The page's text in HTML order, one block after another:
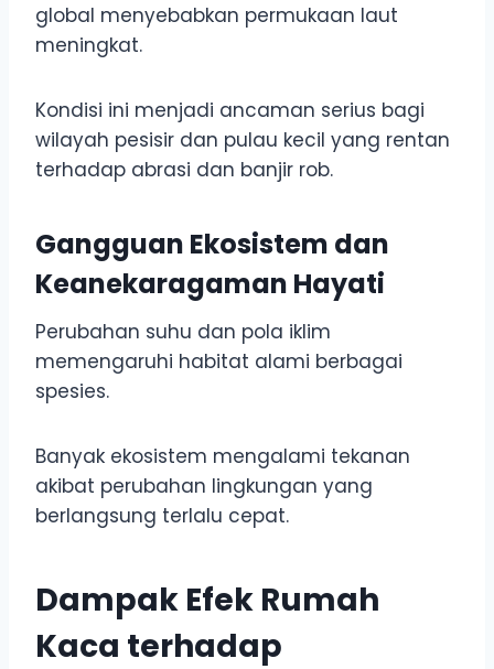
global menyebabkan permukaan laut
meningkat.
Kondisi ini menjadi ancaman serius bagi
wilayah pesisir dan pulau kecil yang rentan
terhadap abrasi dan banjir rob.
Gangguan Ekosistem dan
Keanekaragaman Hayati
Perubahan suhu dan pola iklim
memengaruhi habitat alami berbagai
spesies.
Banyak ekosistem mengalami tekanan
akibat perubahan lingkungan yang
berlangsung terlalu cepat.
Dampak Efek Rumah
Kaca terhadap